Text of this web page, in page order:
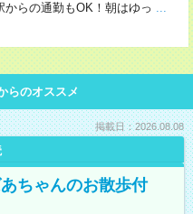
らの通勤もOK！朝はゆっ ...
らのオススメ
掲載日：2026.08.08
ちゃんのお散歩付